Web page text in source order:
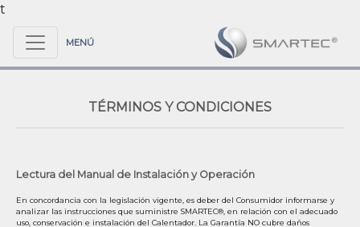
t
MENÚ
TÉRMINOS Y CONDICIONES
Lectura del Manual de Instalación y Operación
En concordancia con la legislación vigente, es deber del Consumidor informarse y
analizar las instrucciones que suministre SMARTEC®, en relación con el adecuado
uso, conservación e instalación del Calentador. La Garantía NO cubre daños